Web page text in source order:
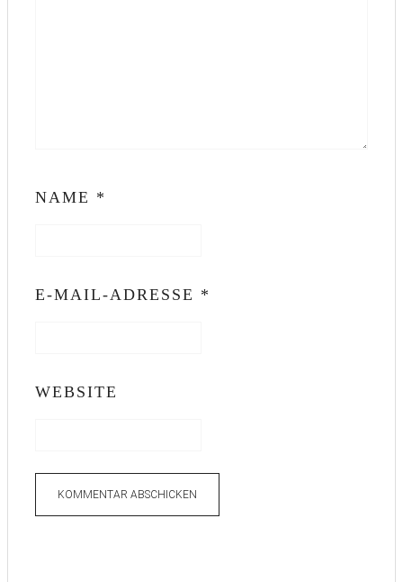
NAME *
E-MAIL-ADRESSE *
WEBSITE